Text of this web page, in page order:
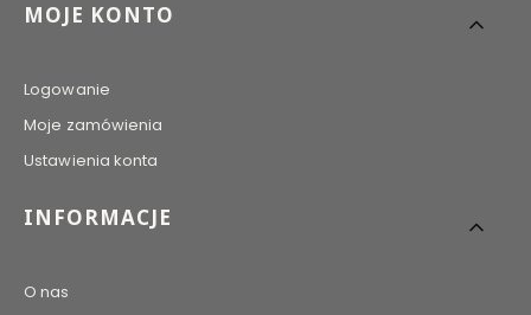
MOJE KONTO
Logowanie
Moje zamówienia
Ustawienia konta
INFORMACJE
O nas